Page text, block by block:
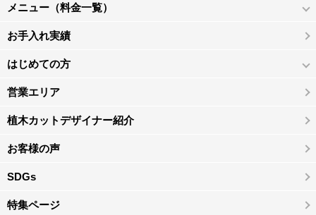
メニュー（料金一覧）
お手入れ実績
はじめての方
営業エリア
植木カットデザイナー紹介
お客様の声
SDGs
特集ページ